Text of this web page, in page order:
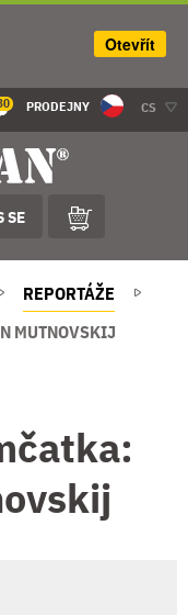
PRODEJNY CS
SE
REPORTÁŽE
MUTNOVSKIJ
Otevřít